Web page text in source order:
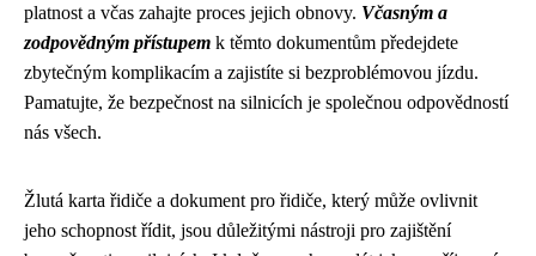
platnost a včas zahajte proces jejich obnovy. Včasným a
zodpovědným přístupem k těmto dokumentům předejdete
zbytečným komplikacím a zajistíte si bezproblémovou jízdu.
Pamatujte, že bezpečnost na silnicích je společnou odpovědností
nás všech.
Žlutá karta řidiče a dokument pro řidiče, který může ovlivnit
jeho schopnost řídit, jsou důležitými nástroji pro zajištění